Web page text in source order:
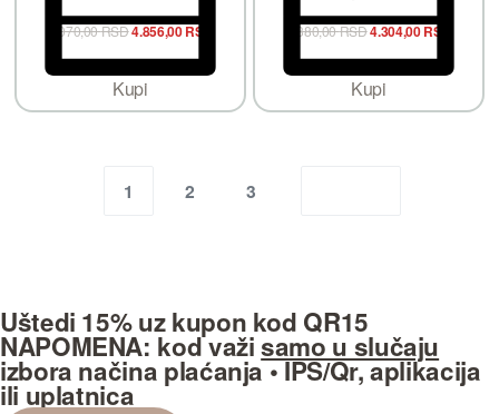
6.070,00RSD4.856,00RSD
Kupi
5.380,00RSD4.304,00RSD
Kupi
1 2 3
Uštedi 15%uz kupon kod QR15
NAPOMENA: kod važisamo u slučaju
izbora načina plaćanja• IPS/Qr, aplikacija
ili uplatnica